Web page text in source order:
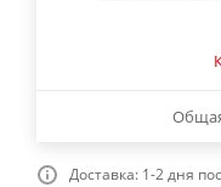
Доставка: 1-2 дня